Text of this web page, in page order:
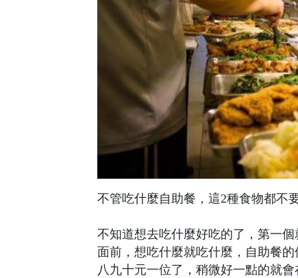
不管吃什麼自助餐，這2種食物都不
不知道想去吃什麼好吃的了，第一
面前，想吃什麼就吃什麼，自助餐
八九十元一位了，稍微好一點的就